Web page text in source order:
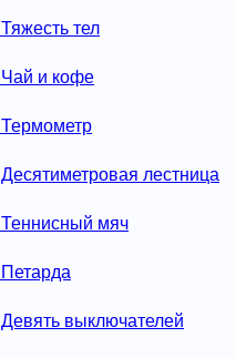
Тяжесть тел
Чай и кофе
Термометр
Десятиметровая лестница
Теннисный мяч
Петарда
Девять выключателей